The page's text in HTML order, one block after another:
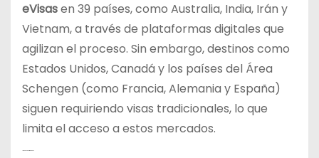
eVisasen 39 países, como Australia, India, Irán y
Vietnam, a través de plataformas digitales que
agilizan el proceso. Sin embargo, destinos como
Estados Unidos, Canadá y los países del Área
Schengen (como Francia, Alemania y España)
siguen requiriendo visas tradicionales, lo que
limita el acceso a estos mercados.